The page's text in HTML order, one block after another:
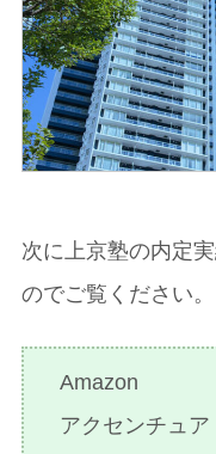
次に上京塾の内定
のでご覧ください。
Amazon
アクセンチュア